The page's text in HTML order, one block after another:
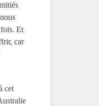
fois. Et
car
cet